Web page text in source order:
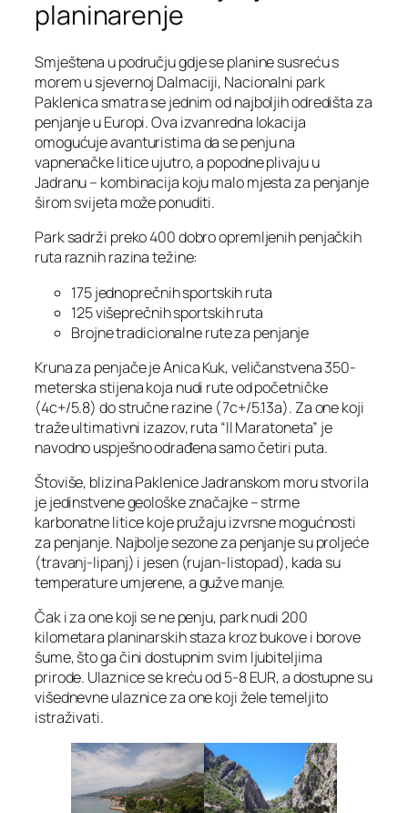
planinarenje
Smještena u području gdje se planine susreću s
morem u sjevernoj Dalmaciji, Nacionalni park
Paklenica smatra se jednim od najboljih odredišta za
penjanje u Europi. Ova izvanredna lokacija
omogućuje avanturistima da se penju na
vapnenačke litice ujutro, a popodne plivaju u
Jadranu – kombinacija koju malo mjesta za penjanje
širom svijeta može ponuditi.
Park sadrži preko 400 dobro opremljenih penjačkih
ruta raznih razina težine:
175 jednoprečnih sportskih ruta
125 višeprečnih sportskih ruta
Brojne tradicionalne rute za penjanje
Kruna za penjače je Anica Kuk, veličanstvena 350-
meterska stijena koja nudi rute od početničke
(4c+/5.8) do stručne razine (7c+/5.13a). Za one koji
traže ultimativni izazov, ruta “Il Maratoneta” je
navodno uspješno odrađena samo četiri puta.
Štoviše, blizina Paklenice Jadranskom moru stvorila
je jedinstvene geološke značajke – strme
karbonatne litice koje pružaju izvrsne mogućnosti
za penjanje. Najbolje sezone za penjanje su proljeće
(travanj-lipanj) i jesen (rujan-listopad), kada su
temperature umjerene, a gužve manje.
Čak i za one koji se ne penju, park nudi 200
kilometara planinarskih staza kroz bukove i borove
šume, što ga čini dostupnim svim ljubiteljima
prirode. Ulaznice se kreću od 5-8 EUR, a dostupne su
višednevne ulaznice za one koji žele temeljito
istraživati.